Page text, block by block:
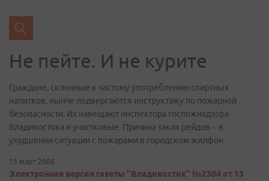
Не пейте. И не курите
Граждане, склонные к частому употреблению спиртных
напитков, нынче подвергаются инструктажу по пожарной
безопасности. Их навещают инспектора госпожнадзора
Владивостока и участковые. Причина таких рейдов – в
ухудшении ситуации с пожарами в городском жилфон
13 март 2008
Электронная версия газеты "Владивосток" №2304 от 13